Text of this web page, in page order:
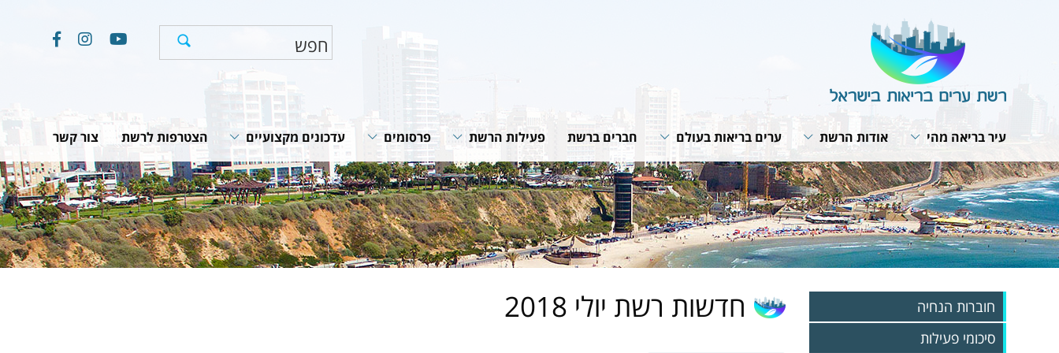
עיר בריאה מהי
תבנית פעולה
תפקיד המתאם
ועדת היגוי לעיר בריאה
פרופיל עירוני
תהליך תכנון עירוני
אודות הרשת
מבנה הרשת
חזון ומטרות
תפקיד הרשת
תקנון הרשת
הערכת הפעילות בערים
אמנת העיר הבריאה
ערים בריאות בעולם
תנאי חברות ברשת
האירופית של רשתות
תוכנית אסטרטגית של
רשת הרשתות
פעילות עולמית
מפגשי עבודה של הרשת
חברים ברשת פעילות הרשת
תוכניות ופעילות הרשת
שיתופי פעולה
פרסומים
חוברות הנחיה
סיכומי פעילות
מאמרים מקצועיים
חדשות רשת
עדכונים מקצועיים
חוקים, תקנות והמלצות
תוכניות לאומיות
מאמרים וכתבות
הצטרפות לרשת צור קשר
חוברות הנחיה
סיכומי פעילות
חדשות רשת יולי 2018